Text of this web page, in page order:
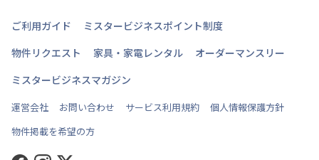
ご利用ガイド
ミスタービジネスポイント制度
物件リクエスト
家具・家電レンタル
オーダーマンスリー
ミスタービジネスマガジン
運営会社 お問い合わせ サービス利用規約
個人情報保護方針
物件掲載を希望の方